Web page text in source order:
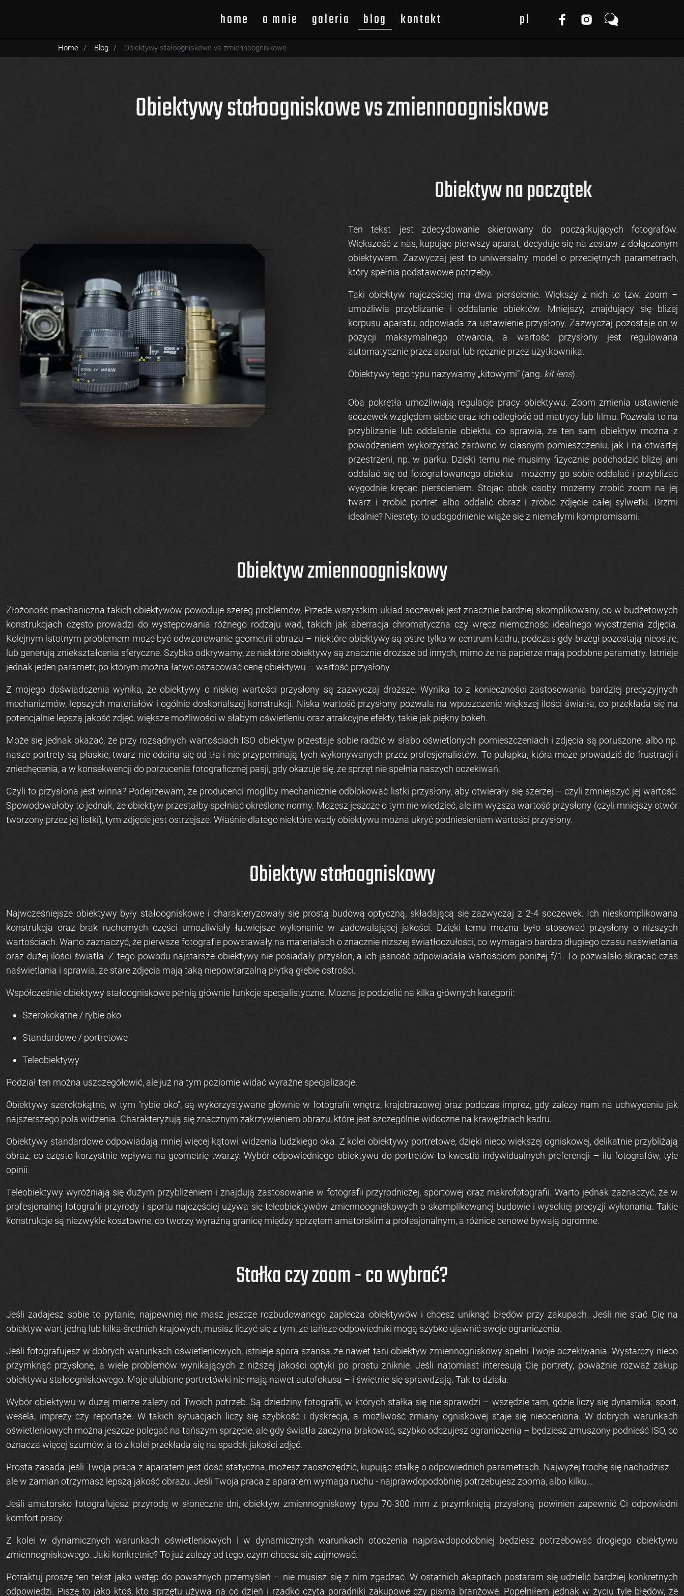
home
o mnie
zakres fotografii
galeria
bondage & fetish
blog
kontakt
info niemcy
pl
en
Home Blog Obiektywy stałoogniskowe vs zmiennoogniskowe
Obiektywy stałoogniskowe vs zmiennoogniskowe
Obiektyw na początek
Ten tekst jest zdecydowanie skierowany do początkujących fotografów.
Większość z nas, kupując pierwszy aparat, decyduje się na zestaw z dołączonym
obiektywem. Zazwyczaj jest to uniwersalny model o przeciętnych parametrach,
który spełnia podstawowe potrzeby.
Taki obiektyw najczęściej ma dwa pierścienie. Większy z nich to tzw. zoom –
umożliwia przybliżanie i oddalanie obiektów. Mniejszy, znajdujący się bliżej
korpusu aparatu, odpowiada za ustawienie przysłony. Zazwyczaj pozostaje on w
pozycji maksymalnego otwarcia, a wartość przysłony jest regulowana
automatycznie przez aparat lub ręcznie przez użytkownika.
Obiektywy tego typu nazywamy „kitowymi” (ang. kit lens).
Oba pokrętła umożliwiają regulację pracy obiektywu. Zoom zmienia ustawienie
soczewek względem siebie oraz ich odległość od matrycy lub filmu. Pozwala to na
przybliżanie lub oddalanie obiektu, co sprawia, że ten sam obiektyw można z
powodzeniem wykorzystać zarówno w ciasnym pomieszczeniu, jak i na otwartej
przestrzeni, np. w parku. Dzięki temu nie musimy fizycznie podchodzić bliżej ani
oddalać się od fotografowanego obiektu - możemy go sobie oddalać i przybliżać
wygodnie kręcąc pierścieniem. Stojąc obok osoby możemy zrobić zoom na jej
twarz i zrobić portret albo oddalić obraz i zrobić zdjęcie całej sylwetki. Brzmi
idealnie? Niestety, to udogodnienie wiąże się z niemałymi kompromisami.
Obiektyw zmiennoogniskowy
Złożoność mechaniczna takich obiektywów powoduje szereg problemów. Przede wszystkim układ soczewek jest znacznie bardziej skomplikowany, co w budżetowych
konstrukcjach często prowadzi do występowania różnego rodzaju wad, takich jak aberracja chromatyczna czy wręcz niemożnośc idealnego wyostrzenia zdjęcia.
Kolejnym istotnym problemem może być odwzorowanie geometrii obrazu – niektóre obiektywy są ostre tylko w centrum kadru, podczas gdy brzegi pozostają nieostre,
lub generują zniekształcenia sferyczne. Szybko odkrywamy, że niektóre obiektywy są znacznie droższe od innych, mimo że na papierze mają podobne parametry. Istnieje
jednak jeden parametr, po którym można łatwo oszacować cenę obiektywu – wartość przysłony.
Z mojego doświadczenia wynika, że obiektywy o niskiej wartości przysłony są zazwyczaj droższe. Wynika to z konieczności zastosowania bardziej precyzyjnych
mechanizmów, lepszych materiałów i ogólnie doskonalszej konstrukcji. Niska wartość przysłony pozwala na wpuszczenie większej ilości światła, co przekłada się na
potencjalnie lepszą jakość zdjęć, większe możliwości w słabym oświetleniu oraz atrakcyjne efekty, takie jak piękny bokeh.
Może się jednak okazać, że przy rozsądnych wartościach ISO obiektyw przestaje sobie radzić w słabo oświetlonych pomieszczeniach i zdjęcia są poruszone, albo np.
nasze portrety są płaskie, twarz nie odcina się od tła i nie przypominają tych wykonywanych przez profesjonalistów. To pułapka, która może prowadzić do frustracji i
zniechęcenia, a w konsekwencji do porzucenia fotograficznej pasji, gdy okazuje się, że sprzęt nie spełnia naszych oczekiwań.
Czyli to przysłona jest winna? Podejrzewam, że producenci mogliby mechanicznie odblokować listki przysłony, aby otwierały się szerzej – czyli zmniejszyć jej wartość.
Spowodowałoby to jednak, że obiektyw przestałby spełniać określone normy. Możesz jeszcze o tym nie wiedzieć, ale im wyższa wartość przysłony (czyli mniejszy otwór
tworzony przez jej listki), tym zdjęcie jest ostrzejsze. Właśnie dlatego niektóre wady obiektywu można ukryć podniesieniem wartości przysłony.
Obiektyw stałoogniskowy
Najwcześniejsze obiektywy były stałoogniskowe i charakteryzowały się prostą budową optyczną, składającą się zazwyczaj z 2-4 soczewek. Ich nieskomplikowana
konstrukcja oraz brak ruchomych części umożliwiały łatwiejsze wykonanie w zadowalającej jakości. Dzięki temu można było stosować przysłony o niższych
wartościach. Warto zaznaczyć, że pierwsze fotografie powstawały na materiałach o znacznie niższej światłoczułości, co wymagało bardzo długiego czasu naświetlania
oraz dużej ilości światła. Z tego powodu najstarsze obiektywy nie posiadały przysłon, a ich jasność odpowiadała wartościom poniżej f/1. To pozwalało skracać czas
naświetlania i sprawia, że stare zdjęcia mają taką niepowtarzalną płytką głębię ostrości.
Współcześnie obiektywy stałoogniskowe pełnią głównie funkcje specjalistyczne. Można je podzielić na kilka głównych kategorii:
Szerokokątne / rybie oko
Standardowe / portretowe
Teleobiektywy
Podział ten można uszczegółowić, ale już na tym poziomie widać wyraźne specjalizacje.
Obiektywy szerokokątne, w tym "rybie oko", są wykorzystywane głównie w fotografii wnętrz, krajobrazowej oraz podczas imprez, gdy zależy nam na uchwyceniu jak
najszerszego pola widzenia. Charakteryzują się znacznym zakrzywieniem obrazu, które jest szczególnie widoczne na krawędziach kadru.
Obiektywy standardowe odpowiadają mniej więcej kątowi widzenia ludzkiego oka. Z kolei obiektywy portretowe, dzięki nieco większej ogniskowej, delikatnie przybliżają
obraz, co często korzystnie wpływa na geometrię twarzy. Wybór odpowiedniego obiektywu do portretów to kwestia indywidualnych preferencji – ilu fotografów, tyle
opinii.
Teleobiektywy wyróżniają się dużym przybliżeniem i znajdują zastosowanie w fotografii przyrodniczej, sportowej oraz makrofotografii. Warto jednak zaznaczyć, że w
profesjonalnej fotografii przyrody i sportu najczęściej używa się teleobiektywów zmiennoogniskowych o skomplikowanej budowie i wysokiej precyzji wykonania. Takie
konstrukcje są niezwykle kosztowne, co tworzy wyraźną granicę między sprzętem amatorskim a profesjonalnym, a różnice cenowe bywają ogromne.
Stałka czy zoom - co wybrać?
Jeśli zadajesz sobie to pytanie, najpewniej nie masz jeszcze rozbudowanego zaplecza obiektywów i chcesz uniknąć błędów przy zakupach. Jeśli nie stać Cię na
obiektyw wart jedną lub kilka średnich krajowych, musisz liczyć się z tym, że tańsze odpowiedniki mogą szybko ujawnić swoje ograniczenia.
Jeśli fotografujesz w dobrych warunkach oświetleniowych, istnieje spora szansa, że nawet tani obiektyw zmiennogniskowy spełni Twoje oczekiwania. Wystarczy nieco
przymknąć przysłonę, a wiele problemów wynikających z niższej jakości optyki po prostu zniknie. Jeśli natomiast interesują Cię portrety, poważnie rozważ zakup
obiektywu stałoogniskowego. Moje ulubione portretówki nie mają nawet autofokusa – i świetnie się sprawdzają. Tak to działa.
Wybór obiektywu w dużej mierze zależy od Twoich potrzeb. Są dziedziny fotografii, w których stałka się nie sprawdzi – wszędzie tam, gdzie liczy się dynamika: sport,
wesela, imprezy czy reportaże. W takich sytuacjach liczy się szybkość i dyskrecja, a możliwość zmiany ogniskowej staje się nieoceniona. W dobrych warunkach
oświetleniowych można jeszcze polegać na tańszym sprzęcie, ale gdy światła zaczyna brakować, szybko odczujesz ograniczenia – będziesz zmuszony podnieść ISO, co
oznacza więcej szumów, a to z kolei przekłada się na spadek jakości zdjęć.
Prosta zasada: jeśli Twoja praca z aparatem jest dość statyczna, możesz zaoszczędzić, kupując stałkę o odpowiednich parametrach. Najwyżej trochę się nachodzisz –
ale w zamian otrzymasz lepszą jakość obrazu. Jeśli Twoja praca z aparatem wymaga ruchu - najprawdopodobniej potrzebujesz zooma, albo kilku...
Jeśli amatorsko fotografujesz przyrodę w słoneczne dni, obiektyw zmiennogniskowy typu 70-300 mm z przymkniętą przysłoną powinien zapewnić Ci odpowiedni
komfort pracy.
Z kolei w dynamicznych warunkach oświetleniowych i w dynamicznych warunkach otoczenia najprawdopodobniej będziesz potrzebować drogiego obiektywu
zmiennogniskowego. Jaki konkretnie? To już zależy od tego, czym chcesz się zajmować.
Potraktuj proszę ten tekst jako wstęp do poważnych przemyśleń – nie musisz się z nim zgadzać. W ostatnich akapitach postaram się udzielić bardziej konkretnych
odpowiedzi. Piszę to jako ktoś, kto sprzętu używa na co dzień i rzadko czyta poradniki zakupowe czy pisma branżowe. Popełniłem jednak w życiu tyle błędów, że